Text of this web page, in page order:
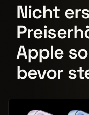
Nicht
Apple
bevor